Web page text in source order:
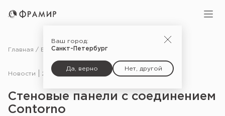
Ваш город:
Санкт-Петербург
Да, верно Нет, другой
Главная Блог Новости
Новости 28.07.22
Стеновые панели с соединением
Contorno